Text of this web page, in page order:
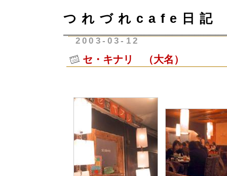
つれづれcafe日記
2003-03-12
セ・キナリ （大名）